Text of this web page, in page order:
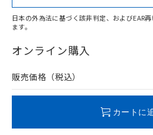
在庫等で未対応品が混在する可能
問い合わせください。
日本の外為法に基づく該非判定、およびEAR
ます。
オンライン購入
販売価格（税込）
カートに